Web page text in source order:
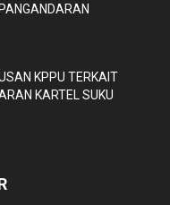
KPPU TERKAIT
KARTEL SUKU